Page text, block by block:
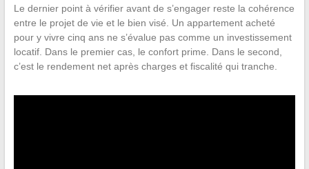
Le dernier point à vérifier avant de s’engager reste la cohérence
entre le projet de vie et le bien visé. Un appartement acheté
pour y vivre cinq ans ne s’évalue pas comme un investissement
locatif. Dans le premier cas, le confort prime. Dans le second,
c’est le rendement net après charges et fiscalité qui tranche.